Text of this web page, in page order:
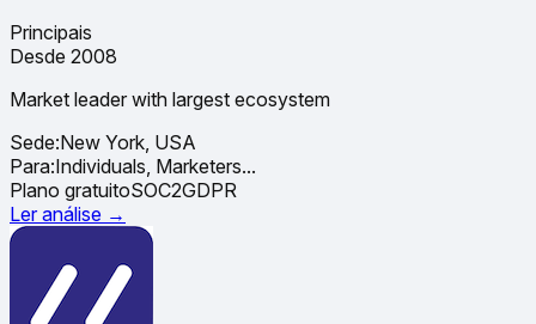
Principais
Desde 2008
Market leader with largest ecosystem
Sede:New York, USA
Para:Individuals, Marketers...
Plano gratuitoSOC2GDPR
Ler análise →